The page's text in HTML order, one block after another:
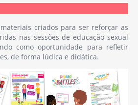
materiais criados para ser reforçar as
nas sessões de educação sexual
como oportunidade para refletir
de forma lúdica e didática.